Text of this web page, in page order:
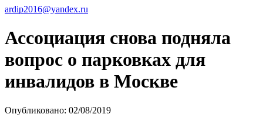
ardip2016@yandex.ru
Ассоциация снова подняла
вопрос о парковках для
инвалидов в Москве
Опубликовано: 02/08/2019